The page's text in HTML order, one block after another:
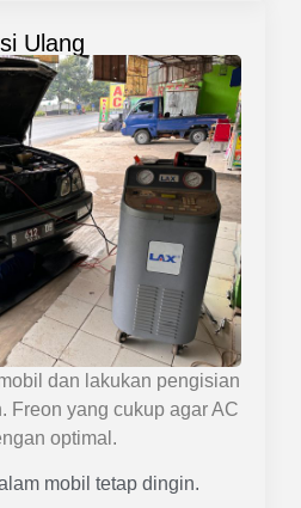
Ulang
dan lakukan pengisian
Freon yang cukup agar AC
optimal.
mobil tetap dingin.